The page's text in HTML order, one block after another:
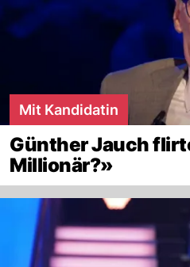
Mit Kandidatin
Günther Jauch
Millionär?»